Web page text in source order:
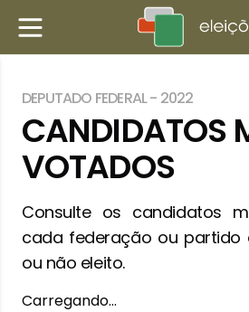
DEPUTADO FEDERAL- 2022
CANDIDATOS
VOTADOS
Consulte os candidatos
cada federação ou partido
ou não eleito.
Carregando…